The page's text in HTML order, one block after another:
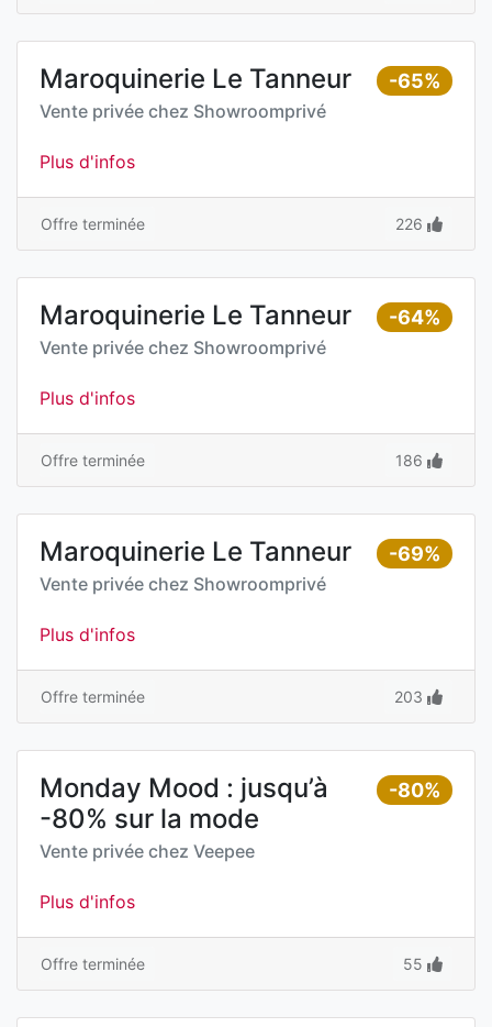
-65%
Maroquinerie Le Tanneur
Vente privée chez Showroomprivé
Plus d'infos
Offre terminée 226
-64%
Maroquinerie Le Tanneur
Vente privée chez Showroomprivé
Plus d'infos
Offre terminée 186
-69%
Maroquinerie Le Tanneur
Vente privée chez Showroomprivé
Plus d'infos
Offre terminée 203
-80%
Monday Mood : jusqu’à
-80% sur la mode
Vente privée chez Veepee
Plus d'infos
Offre terminée 55